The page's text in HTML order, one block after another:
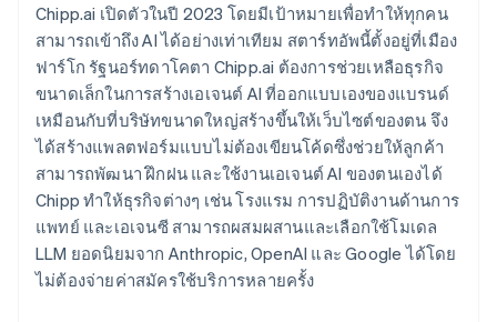
Chipp.ai เปิดตัวในปี 2023 โดยมีเป้าหมายเพื่อทำให้ทุกคน
สามารถเข้าถึง AI ได้อย่างเท่าเทียม สตาร์ทอัพนี้ตั้งอยู่ที่เมือง
ฟาร์โก รัฐนอร์ทดาโคตา Chipp.ai ต้องการช่วยเหลือธุรกิจ
ขนาดเล็กในการสร้างเอเจนต์ AI ที่ออกแบบเองของแบรนด์
เหมือนกับที่บริษัทขนาดใหญ่สร้างขึ้นให้เว็บไซต์ของตน จึง
ได้สร้างแพลตฟอร์มแบบไม่ต้องเขียนโค้ดซึ่งช่วยให้ลูกค้า
สามารถพัฒนา ฝึกฝน และใช้งานเอเจนต์ AI ของตนเองได้
Chipp ทำให้ธุรกิจต่างๆ เช่น โรงแรม การปฏิบัติงานด้านการ
แพทย์ และเอเจนซี สามารถผสมผสานและเลือกใช้โมเดล
LLM ยอดนิยมจาก Anthropic, OpenAI และ Google ได้โดย
ไม่ต้องจ่ายค่าสมัครใช้บริการหลายครั้ง